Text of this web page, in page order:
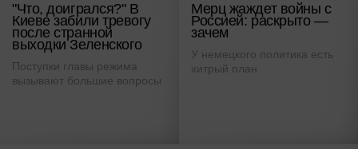
"Что, доигрался?" В
Киеве забили тревогу
после странной
выходки Зеленского
Поступки главы режима
вызывают большие вопросы
Мерц жаждет войны с
Россией: раскрыто —
зачем
У немецкого политика есть
хитрый план